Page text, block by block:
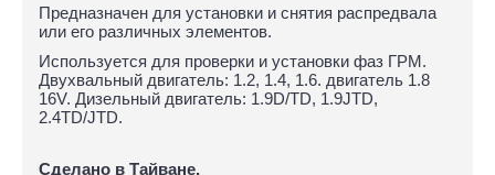
Предназначен для установки и снятия распредвала
или его различных элементов.
Используется для проверки и установки фаз ГРМ.
Двухвальный двигатель: 1.2, 1.4, 1.6. двигатель 1.8
16V. Дизельный двигатель: 1.9D/TD, 1.9JTD,
2.4TD/JTD.
Сделано в Тайване.